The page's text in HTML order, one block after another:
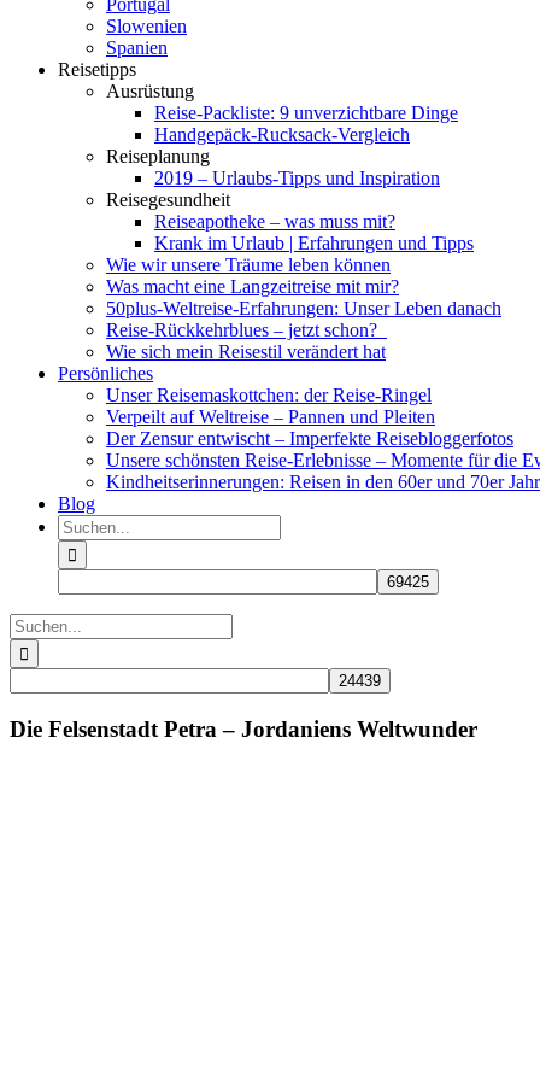
Portugal
Slowenien
Spanien
Reisetipps
Ausrüstung
Reise-Packliste: 9 unverzichtbare Dinge
Handgepäck-Rucksack-Vergleich
Reiseplanung
2019 – Urlaubs-Tipps und Inspiration
Reisegesundheit
Reiseapotheke – was muss mit?
Krank im Urlaub | Erfahrungen und Tipps
Wie wir unsere Träume leben können
Was macht eine Langzeitreise mit mir?
50plus-Weltreise-Erfahrungen: Unser Leben danach
Reise-Rückkehrblues – jetzt schon?
Wie sich mein Reisestil verändert hat
Persönliches
Unser Reisemaskottchen: der Reise-Ringel
Verpeilt auf Weltreise – Pannen und Pleiten
Der Zensur entwischt – Imperfekte Reisebloggerfotos
Unsere schönsten Reise-Erlebnisse – Momente für die
Kindheitserinnerungen: Reisen in den 60er und 70er
Blog
Suche
nach:
Suche
nach:
Die Felsenstadt Petra – Jordaniens Weltwunder